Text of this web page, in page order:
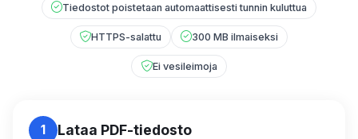
Tiedostot poistetaan automaattisesti tunnin kuluttua
HTTPS-salattu 300 MB ilmaiseksi
Ei vesileimoja
1 Lataa PDF-tiedosto